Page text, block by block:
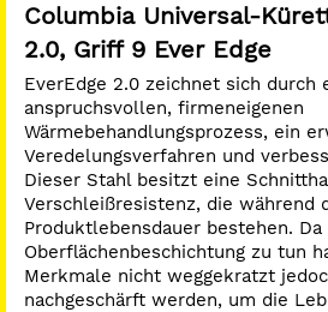
Columbia Universal-
2.0, Griff 9 Ever Edge
EverEdge 2.0 zeichnet sich durch
anspruchsvollen, firmeneigenen
Wärmebehandlungsprozess, ein
Veredelungsverfahren und
Dieser Stahl besitzt eine
Verschleißresistenz, die während
Produktlebensdauer bestehen.
Oberflächenbeschichtung zu tun
Merkmale nicht weggekratzt
nachgeschärft werden, um die